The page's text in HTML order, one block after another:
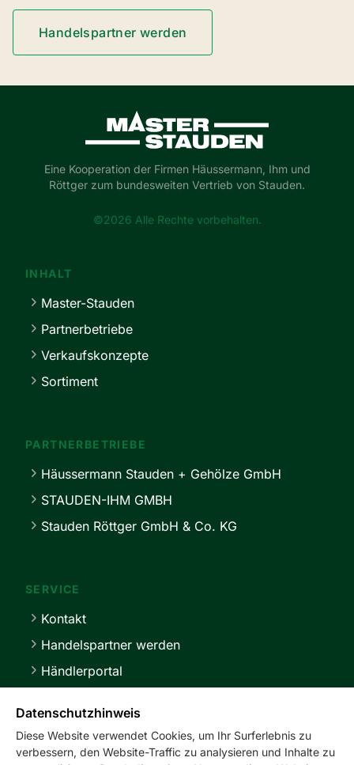
Handelspartner werden
Master-Stauden
Eine Kooperation der Firmen Häussermann, Ihm und
Röttger zum bundesweiten Vertrieb von Stauden.
©2026 Alle Rechte vorbehalten.
INHALT
Master-Stauden
Partnerbetriebe
Verkaufskonzepte
Sortiment
PARTNERBETRIEBE
Häussermann Stauden + Gehölze GmbH
STAUDEN-IHM GMBH
Stauden Röttger GmbH & Co. KG
SERVICE
Kontakt
Handelspartner werden
Händlerportal
Datenschutzhinweis
Diese Website verwendet Cookies, um Ihr Surferlebnis zu
verbessern, den Website-Traffic zu analysieren und Inhalte zu